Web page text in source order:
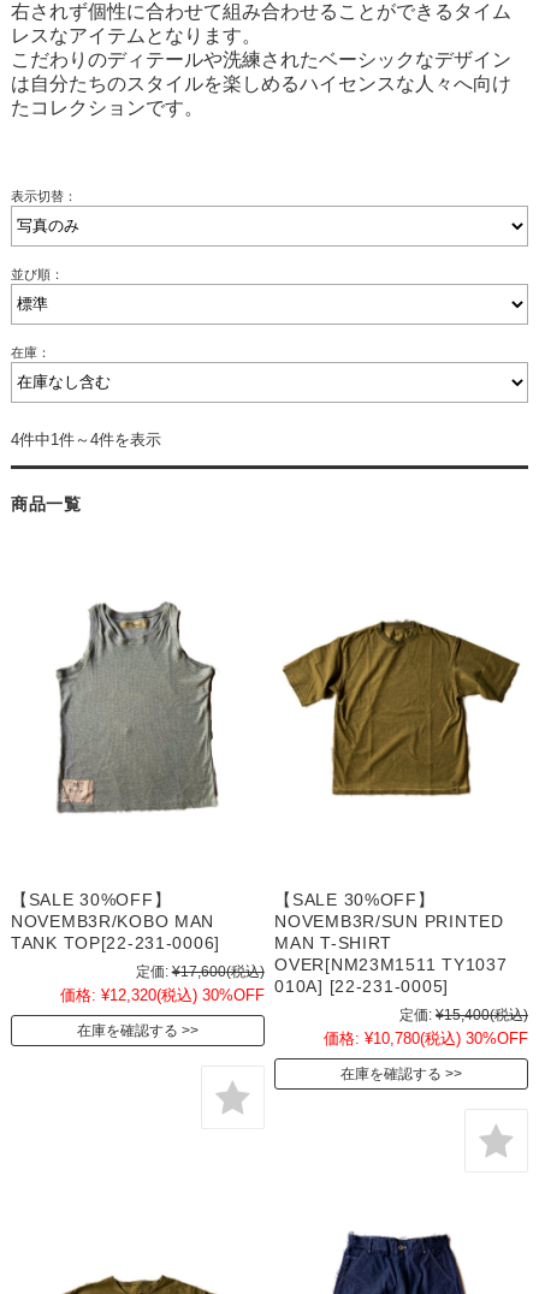
右されず個性に合わせて組み合わせることができるタイム
レスなアイテムとなります。
こだわりのディテールや洗練されたベーシックなデザイン
は自分たちのスタイルを楽しめるハイセンスな人々へ向け
たコレクションです。
表示切替：
並び順：
在庫：
4件中1件～4件を表示
商品一覧
【SALE 30%OFF】
NOVEMB3R/KOBO MAN
TANK TOP[22-231-0006]
定価: ¥17,600(税込)
価格: ¥12,320(税込) 30%OFF
在庫を確認する
【SALE 30%OFF】
NOVEMB3R/SUN PRINTED
MAN T-SHIRT
OVER[NM23M1511 TY1037
010A] [22-231-0005]
定価: ¥15,400(税込)
価格: ¥10,780(税込) 30%OFF
在庫を確認する